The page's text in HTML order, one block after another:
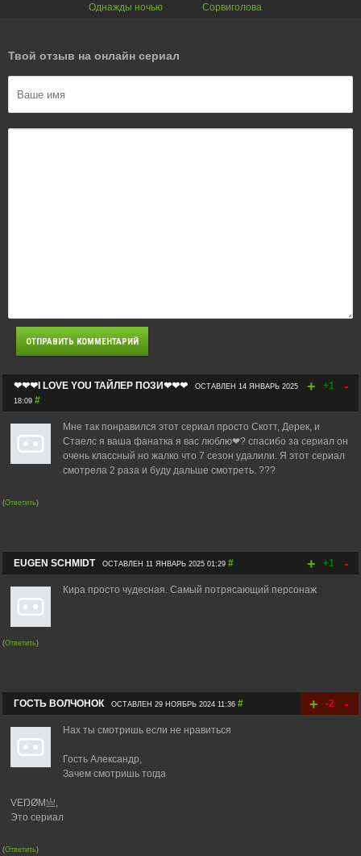
Однажды ночью Сорвиголова
Твой отзыв на онлайн сериал
+ +1 -
❤❤❤I LOVE YOU ТАЙЛЕР ПОЗИ❤❤❤
ОСТАВЛЕН 14 ЯНВАРЬ 2025
18:09 #
Мне так понравился этот сериал просто Скотт, Дерек, и
Стаелс я ваша фанатка я вас люблю❤? спасибо за сериал он
очень классный но жалко что 7 сезон удалили. Я этот сериал
смотрела 2 раза и буду дальше смотреть. ???
(Ответить)
+ +1 -
EUGEN SCHMIDT ОСТАВЛЕН 11 ЯНВАРЬ 2025 01:29 #
Кира просто чудесная. Самый потрясающий персонаж
(Ответить)
+ -2 -
ГОСТЬ ВОЛЧОНОК ОСТАВЛЕН 29 НОЯБРЬ 2024 11:36 #
Нах ты смотришь если не нравиться
Гость Александр,
Зачем смотришь тогда
VEŊØM亗,
Это сериал
(Ответить)